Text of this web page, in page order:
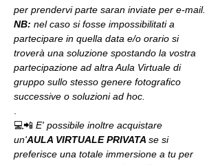
per prendervi parte saran inviate per e-mail.
NB: nel caso si fosse impossibilitati a
partecipare in quella data e/o orario si
troverà una soluzione spostando la vostra
partecipazione ad altra Aula Virtuale di
gruppo sullo stesso genere fotografico
successive o soluzioni ad hoc.
💻📲 E' possibile inoltre acquistare
un'AULA VIRTUALE PRIVATA se si
preferisce una totale immersione a tu per